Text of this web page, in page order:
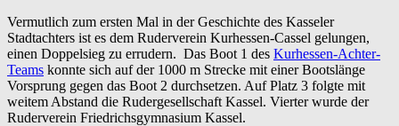
Vermutlich zum ersten Mal in der Geschichte des Kasseler
Stadtachters ist es dem Ruderverein Kurhessen-Cassel gelungen,
einen Doppelsieg zu errudern. Das Boot 1 des Kurhessen-Achter-
Teams konnte sich auf der 1000 m Strecke mit einer Bootslänge
Vorsprung gegen das Boot 2 durchsetzen. Auf Platz 3 folgte mit
weitem Abstand die Rudergesellschaft Kassel. Vierter wurde der
Ruderverein Friedrichsgymnasium Kassel.